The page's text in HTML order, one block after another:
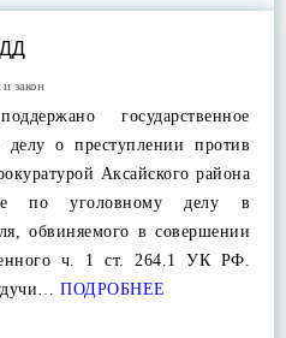
закон
государственное
о преступлении против
Аксайского района
по уголовному делу в
обвиняемого в совершении
ч. 1 ст. 264.1 УК РФ.
ПОДРОБНЕЕ